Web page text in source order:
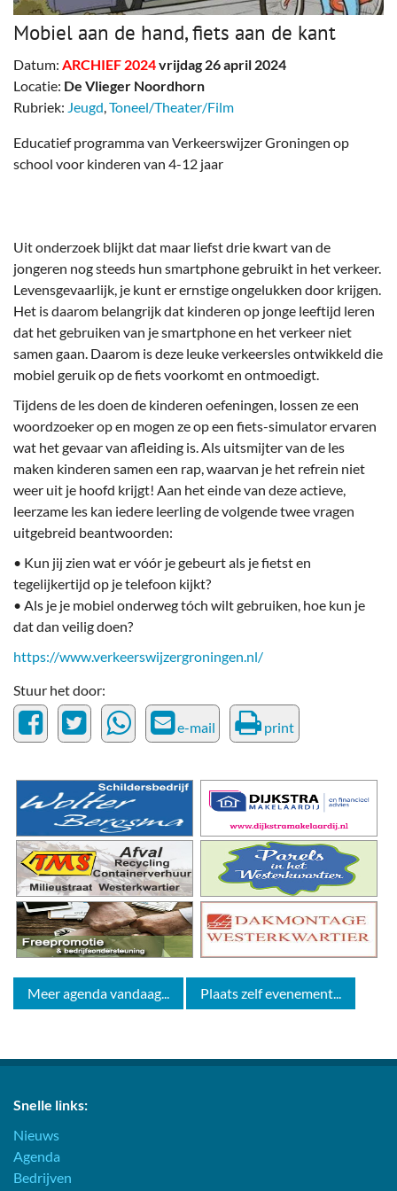
Mobiel aan de hand, fiets aan de kant
Datum: ARCHIEF 2024vrijdag 26 april 2024
Locatie: De Vlieger Noordhorn
Rubriek: Jeugd Toneel/Theater/Film
Educatief programma van Verkeerswijzer Groningen op
school voor kinderen van 4-12 jaar
Uit onderzoek blijkt dat maar liefst drie kwart van de
jongeren nog steeds hun smartphone gebruikt in het verkeer.
Levensgevaarlijk, je kunt er ernstige ongelukken door krijgen.
Het is daarom belangrijk dat kinderen op jonge leeftijd leren
dat het gebruiken van je smartphone en het verkeer niet
samen gaan. Daarom is deze leuke verkeersles ontwikkeld die
mobiel geruik op de fiets voorkomt en ontmoedigt.
Tijdens de les doen de kinderen oefeningen, lossen ze een
woordzoeker op en mogen ze op een fiets-simulator ervaren
wat het gevaar van afleiding is. Als uitsmijter van de les
maken kinderen samen een rap, waarvan je het refrein niet
weer uit je hoofd krijgt! Aan het einde van deze actieve,
leerzame les kan iedere leerling de volgende twee vragen
uitgebreid beantwoorden:
• Kun jij zien wat er vóór je gebeurt als je fietst en
tegelijkertijd op je telefoon kijkt?
• Als je je mobiel onderweg tóch wilt gebruiken, hoe kun je
dat dan veilig doen?
https://www.verkeerswijzergroningen.nl/
Stuur het door:
e-mail print
Meer agenda vandaag... Plaats zelf evenement...
Snelle links:
Nieuws
Agenda
Bedrijven